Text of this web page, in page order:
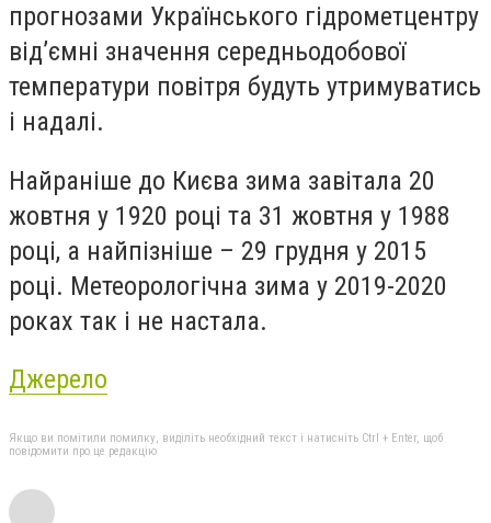
прогнозами Українського гідрометцентру
від’ємні значення середньодобової
температури повітря будуть утримуватись
і надалі.
Найраніше до Києва зима завітала 20
жовтня у 1920 році та 31 жовтня у 1988
році, а найпізніше – 29 грудня у 2015
році. Метеорологічна зима у 2019-2020
роках так і не настала.
Джерело
Якщо ви помітили помилку, виділіть необхідний текст і натисніть Ctrl + Enter, щоб
повідомити про це редакцію